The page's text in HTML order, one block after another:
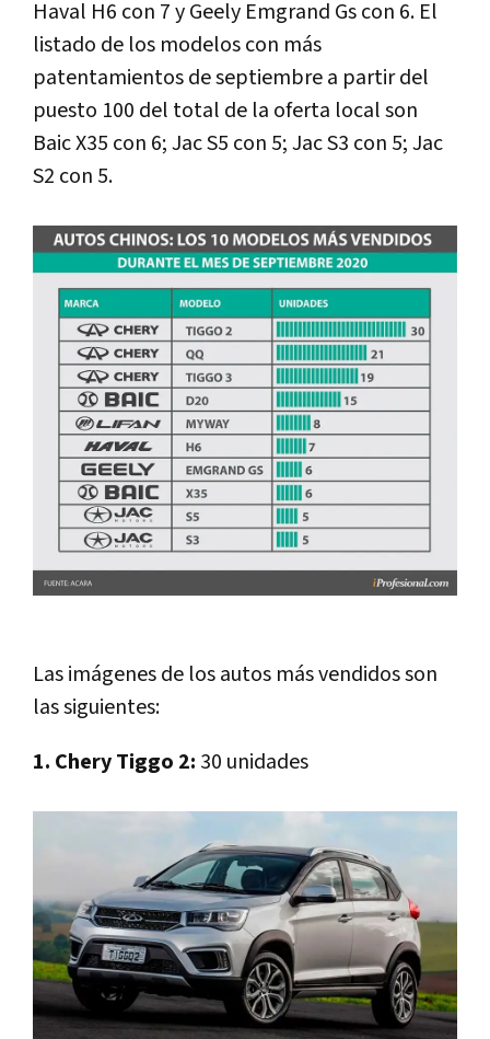
Haval H6 con 7 y Geely Emgrand Gs con 6. El
listado de los modelos con más
patentamientos de septiembre a partir del
puesto 100 del total de la oferta local son
Baic X35 con 6; Jac S5 con 5; Jac S3 con 5; Jac
S2 con 5.
Las imágenes de los autos más vendidosson
las siguientes:
1. Chery Tiggo 2: 30 unidades